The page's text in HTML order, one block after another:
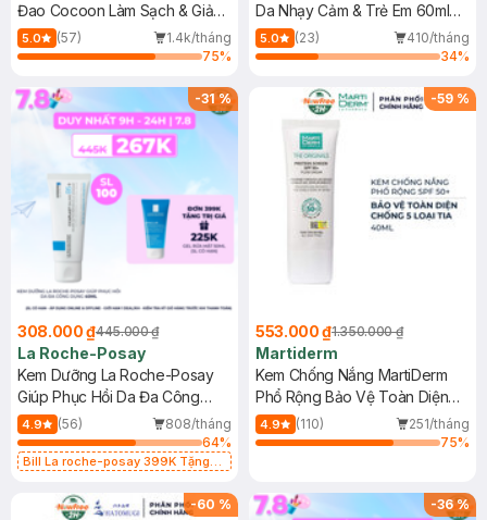
Đao Cocoon Làm Sạch & Giảm
Dầu 500ml
5.0 (57)
1.4k/tháng
75%
Da Nhạy Cảm & Trẻ Em 60ml
(Mới)
5.0 (23)
410/tháng
34%
-31%
308.000 ₫445.000 ₫
La Roche-Posay
Kem Dưỡng La Roche-Posay
Giúp Phục Hồi Da Đa Công
Dụng 40ml
4.9 (56)
808/tháng
64%
Bill La roche-posay 399K Tặng
(SL có hạn)
-59 %
553.000 ₫1.350.000 ₫
Martiderm
Kem Chống Nắng MartiDerm
Phổ Rộng Bảo Vệ Toàn Diện
40ml
4.9 (110)
251/tháng
75%
-60 % -36%